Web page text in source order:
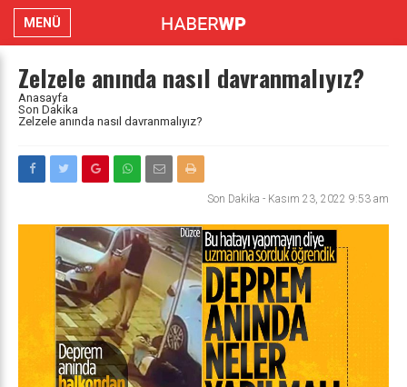
MENÜ
Zelzele anında nasıl davranmalıyız?
Anasayfa
Son Dakika
Zelzele anında nasıl davranmalıyız?
Son Dakika - Kasım 23, 2022 9:53 am